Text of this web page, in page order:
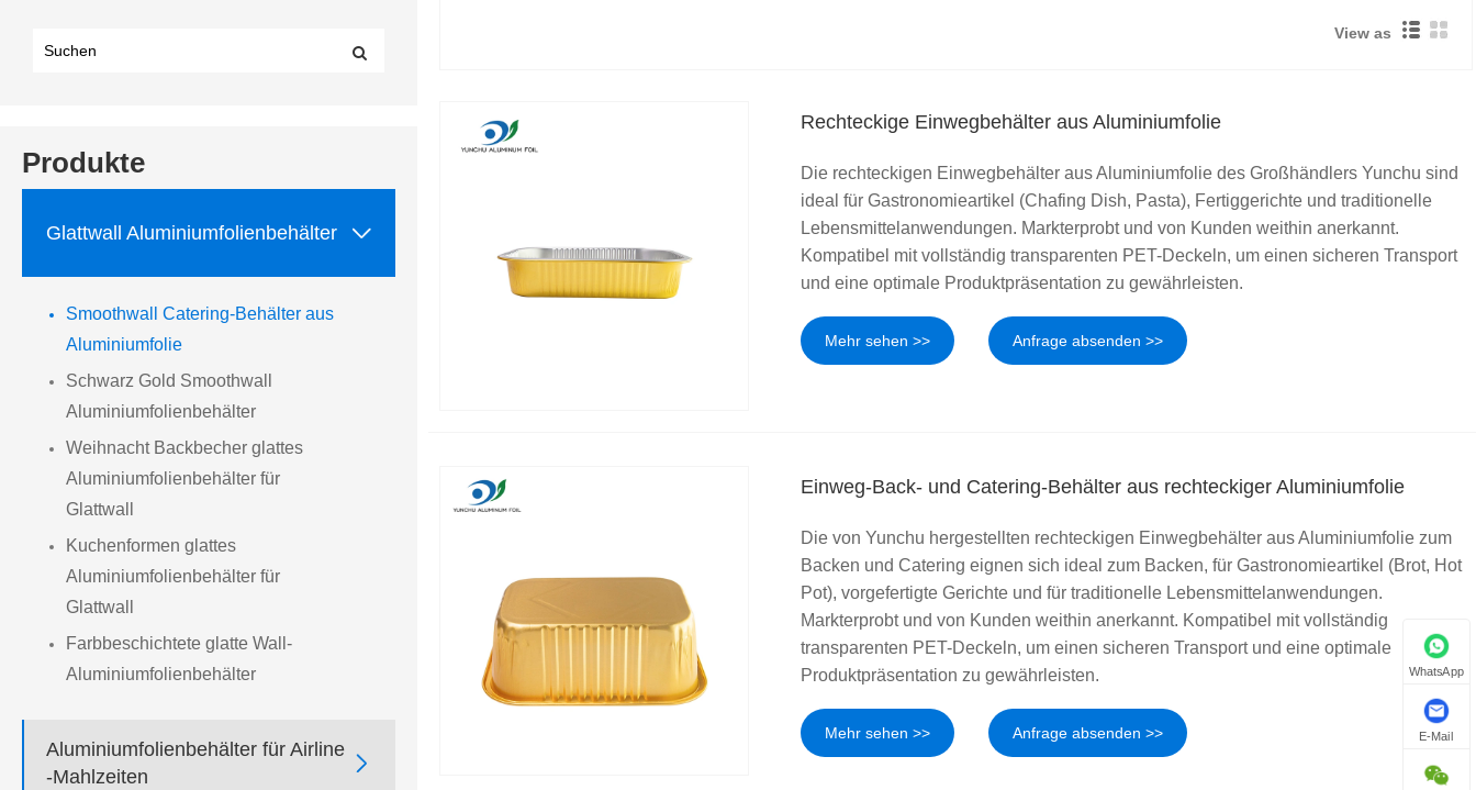
Produkte
Glattwall Aluminiumfolienbehälter 
Smoothwall Catering-Behälter aus
Aluminiumfolie
Schwarz Gold Smoothwall
Aluminiumfolienbehälter
Weihnacht Backbecher glattes
Aluminiumfolienbehälter für
Glattwall
Kuchenformen glattes
Aluminiumfolienbehälter für
Glattwall
Farbbeschichtete glatte Wall-
Aluminiumfolienbehälter
Aluminiumfolienbehälter für Airline
-Mahlzeiten

View as
Rechteckige Einwegbehälter aus Aluminiumfolie
Die rechteckigen Einwegbehälter aus Aluminiumfolie des Großhändlers Yunchu sind
ideal für Gastronomieartikel (Chafing Dish, Pasta), Fertiggerichte und traditionelle
Lebensmittelanwendungen. Markterprobt und von Kunden weithin anerkannt.
Kompatibel mit vollständig transparenten PET-Deckeln, um einen sicheren Transport
und eine optimale Produktpräsentation zu gewährleisten.
Mehr sehen >> Anfrage absenden >>
Einweg-Back- und Catering-Behälter aus rechteckiger Aluminiumfolie
Die von Yunchu hergestellten rechteckigen Einwegbehälter aus Aluminiumfolie zum
Backen und Catering eignen sich ideal zum Backen, für Gastronomieartikel (Brot, Hot
Pot), vorgefertigte Gerichte und für traditionelle Lebensmittelanwendungen.
Markterprobt und von Kunden weithin anerkannt. Kompatibel mit vollständig
transparenten PET-Deckeln, um einen sicheren Transport und eine optimale
Produktpräsentation zu gewährleisten.
Mehr sehen >> Anfrage absenden >>
WhatsApp
E-Mail